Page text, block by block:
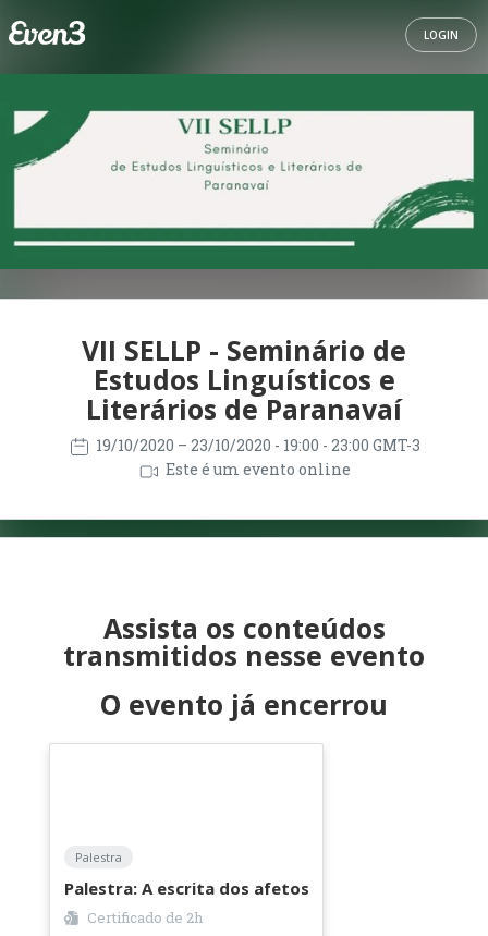
LOGIN
VII SELLP - Seminário de
Estudos Linguísticos e
Literários de Paranavaí
19/10/2020 – 23/10/2020 - 19:00 - 23:00 GMT-3
Este é um evento online
Assista os conteúdos
transmitidos nesse evento
O evento já encerrou
Palestra
Palestra: A escrita dos afetos
Certificado de 2h